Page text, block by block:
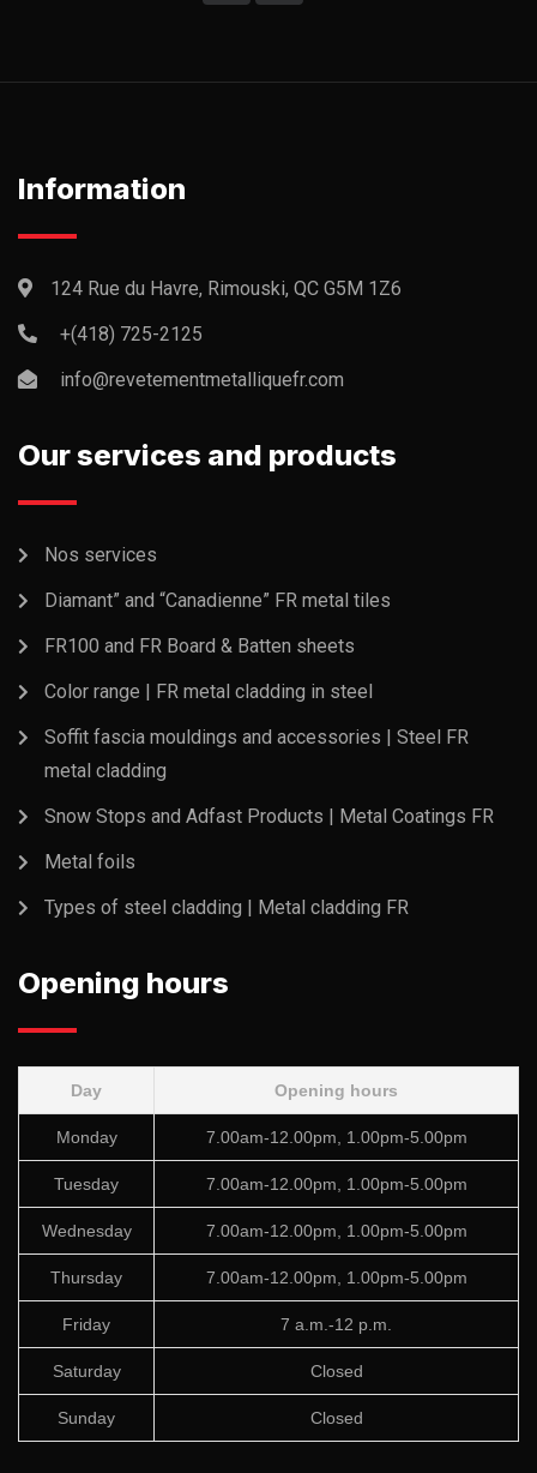
Information
124 Rue du Havre, Rimouski, QC G5M 1Z6
+(418) 725-2125
info@revetementmetalliquefr.com
Our services and products
Nos services
Diamant” and “Canadienne” FR metal tiles
FR100 and FR Board & Batten sheets
Color range | FR metal cladding in steel
Soffit fascia mouldings and accessories | Steel FR
metal cladding
Snow Stops and Adfast Products | Metal Coatings FR
Metal foils
Types of steel cladding | Metal cladding FR
Opening hours
Day Opening hours
Monday 7.00am-12.00pm, 1.00pm-5.00pm
Tuesday 7.00am-12.00pm, 1.00pm-5.00pm
Wednesday 7.00am-12.00pm, 1.00pm-5.00pm
Thursday 7.00am-12.00pm, 1.00pm-5.00pm
Friday 7 a.m.-12 p.m.
Saturday Closed
Sunday Closed